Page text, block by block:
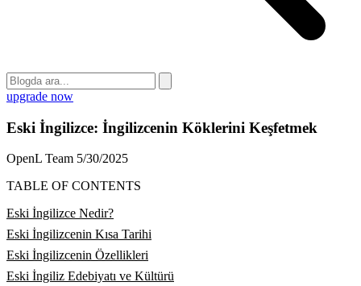
upgrade now
Eski İngilizce: İngilizcenin Köklerini Keşfetmek
OpenL Team 5/30/2025
TABLE OF CONTENTS
Eski İngilizce Nedir?
Eski İngilizcenin Kısa Tarihi
Eski İngilizcenin Özellikleri
Eski İngiliz Edebiyatı ve Kültürü